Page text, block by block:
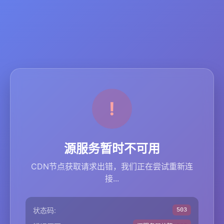
源服务暂时不可用
CDN节点获取请求出错，我们正在尝试重新连
接...
状态码: 503